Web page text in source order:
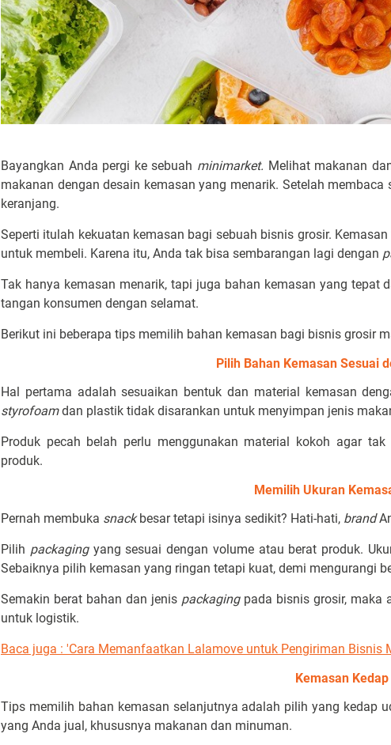
Bayangkan Anda pergi ke sebuah minimarket. Melihat makanan
makanan dengan desain kemasan yang menarik. Setelah
keranjang.
Seperti itulah kekuatan kemasan bagi sebuah bisnis grosir.
untuk membeli. Karena itu, Anda tak bisa sembarangan lagi dengan
Tak hanya kemasan menarik, tapi juga bahan kemasan yang
tangan konsumen dengan selamat.
Berikut ini beberapa tips memilih bahan kemasan bagi bisnis grosir
Pilih Bahan Kemasan Sesuai
Hal pertama adalah sesuaikan bentuk dan material kemasan
styrofoamdan plastik tidak disarankan untuk menyimpan jenis
Produk pecah belah perlu menggunakan material kokoh agar
produk.
Memilih Ukuran
Pernah membuka snackbesar tetapi isinya sedikit? Hati-hati, brand
Pilih packagingyang sesuai dengan volume atau berat produk.
Sebaiknya pilih kemasan yang ringan tetapi kuat, demi mengurangi
Semakin berat bahan dan jenis packaging pada bisnis grosir, maka
untuk logistik.
Baca juga : 'Cara Memanfaatkan Lalamove untuk Pengiriman Bisnis
Kemasan
Tips memilih bahan kemasan selanjutnya adalah pilih yang kedap
yang Anda jual, khususnya makanan dan minuman.